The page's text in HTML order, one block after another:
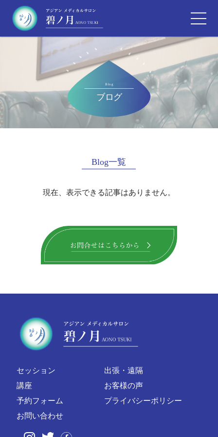
Blog一覧
現在、表示できる記事はありません。
セッション
講座
出張・遠隔
お客様の声
予約フォーム
お問い合わせ
プライバシーポリシー